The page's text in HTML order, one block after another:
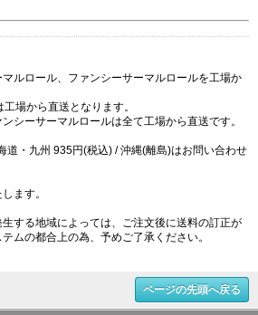
ルロール、ファンシーサーマルロールを工場か
場から直送となります。
シーサーマルロールは全て工場から直送です。
道・九州 935円(税込) / 沖縄(離島)はお問い合わせ
ます。
する地域によっては、ご注文後に送料の訂正が
ムの都合上の為、予めご了承ください。
ページの先頭へ戻る